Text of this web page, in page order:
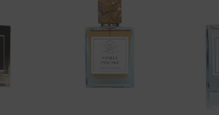
desideri